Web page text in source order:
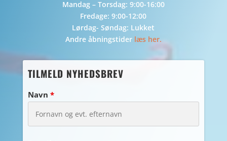
Mandag – Torsdag: 9:00-16:00
Fredage: 9:00-12:00
Lørdag- Søndag: Lukket
Andre åbningstider læs her.
TILMELD NYHEDSBREV
Navn *